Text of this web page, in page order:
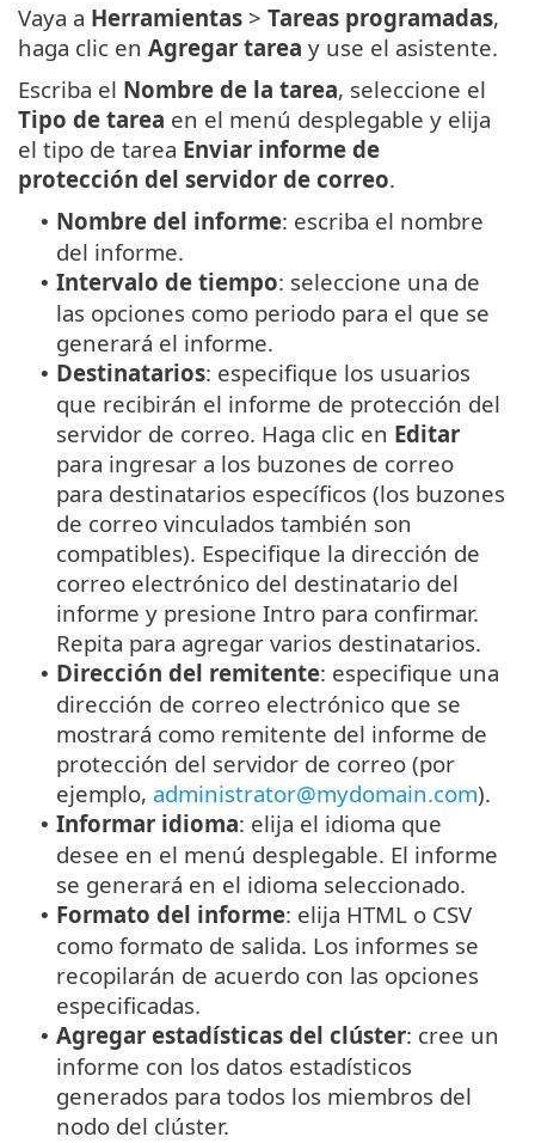
Vaya a Herramientas > Tareas programadas,
haga clic en Agregar tarea y use el asistente.
Escriba el Nombre de la tarea, seleccione el
Tipo de tarea en el menú desplegable y elija
el tipo de tarea Enviar informe de
protección del servidor de correo.
• Nombre del informe: escriba el nombre
del informe.
• Intervalo de tiempo: seleccione una de
las opciones como periodo para el que se
generará el informe.
• Destinatarios: especifique los usuarios
que recibirán el informe de protección del
servidor de correo. Haga clic en Editar
para ingresar a los buzones de correo
para destinatarios específicos (los buzones
de correo vinculados también son
compatibles). Especifique la dirección de
correo electrónico del destinatario del
informe y presione Intro para confirmar.
Repita para agregar varios destinatarios.
• Dirección del remitente: especifique una
dirección de correo electrónico que se
mostrará como remitente del informe de
protección del servidor de correo (por
ejemplo, administrator@mydomain.com).
• Informar idioma: elija el idioma que
desee en el menú desplegable. El informe
se generará en el idioma seleccionado.
• Formato del informe: elija HTML o CSV
como formato de salida. Los informes se
recopilarán de acuerdo con las opciones
especificadas.
• Agregar estadísticas del clúster: cree un
informe con los datos estadísticos
generados para todos los miembros del
nodo del clúster.